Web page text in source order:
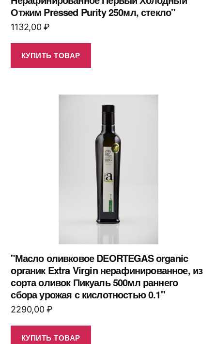
Отжим Pressed Purity 250мл, стекло"
1132,00₽
КУПИТЬ ТОВАР
"Масло оливковое DEORTEGAS organic
органик Extra Virgin нерафинированное, из
сорта оливок Пикуаль 500мл раннего
сбора урожая с кислотностью 0.1"
2290,00₽
КУПИТЬ ТОВАР